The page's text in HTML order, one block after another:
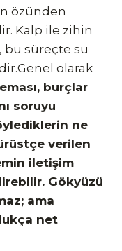
özünden
Kalp ile zihin
bu süreçte su
olarak
burçlar
soruyu
ne
verilen
iletişim
Gökyüzü
ama
net